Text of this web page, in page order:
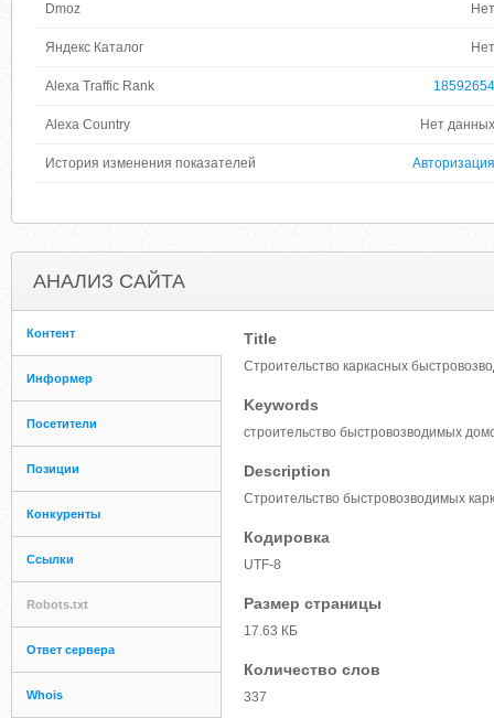
Dmoz Нет
Яндекс Каталог Нет
Alexa Traffic Rank 18592654
Alexa Country Нет данных
История изменения показателей Авторизация
АНАЛИЗ САЙТА
Контент
Информер
Посетители
Позиции
Конкуренты
Ссылки
Robots.txt
Ответ сервера
Whois
Title
Строительство каркасных
Keywords
строительство быстровозводимых
Description
Строительство быстровозводимых
Кодировка
UTF-8
Размер страницы
17.63 КБ
Количество слов
337